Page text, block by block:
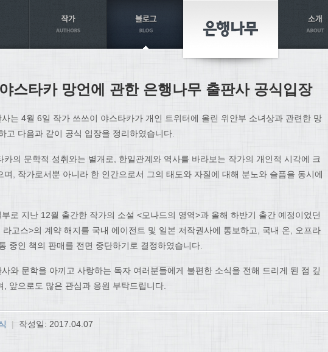
스타카 망언에 관한 은행나무 출판사 공식입장
는 4월 6일 작가 쓰쓰이 야스타카가 개인 트위터에 올린 위안부 소녀상과 관련한 망
고 다음과 같이 공식 입장을 정리하였습니다.
카의 문학적 성취와는 별개로, 한일관계와 역사를 바라보는 작가의 개인적 시각에 크
며, 작가로서뿐 아니라 한 인간으로서 그의 태도와 자질에 대해 분노와 슬픔을 동시에
로 지난 12월 출간한 작가의 소설 <모나드의 영역>과 올해 하반기 출간 예정이었던
라고스>의 계약 해지를 국내 에이전트 및 일본 저작권사에 통보하고, 국내 온, 오프라
중인 책의 판매를 전면 중단하기로 결정하였습니다.
와 문학을 아끼고 사랑하는 독자 여러분들에게 불편한 소식을 전해 드리게 된 점 깊
, 앞으로도 많은 관심과 응원 부탁드립니다.
| 작성일: 2017.04.07